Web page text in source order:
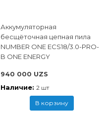
Аккумуляторная
бесщёточная цепная пила
NUMBER ONE ECS18/3.0-PRO-
B ONE ENERGY
940 000 UZS
Наличие: 2 шт
В корзину